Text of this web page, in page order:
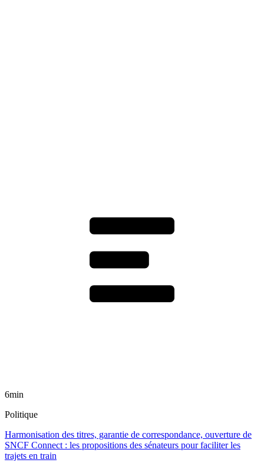
6min
Politique
Harmonisation des titres, garantie de correspondance, ouverture de
SNCF Connect : les propositions des sénateurs pour faciliter les
trajets en train